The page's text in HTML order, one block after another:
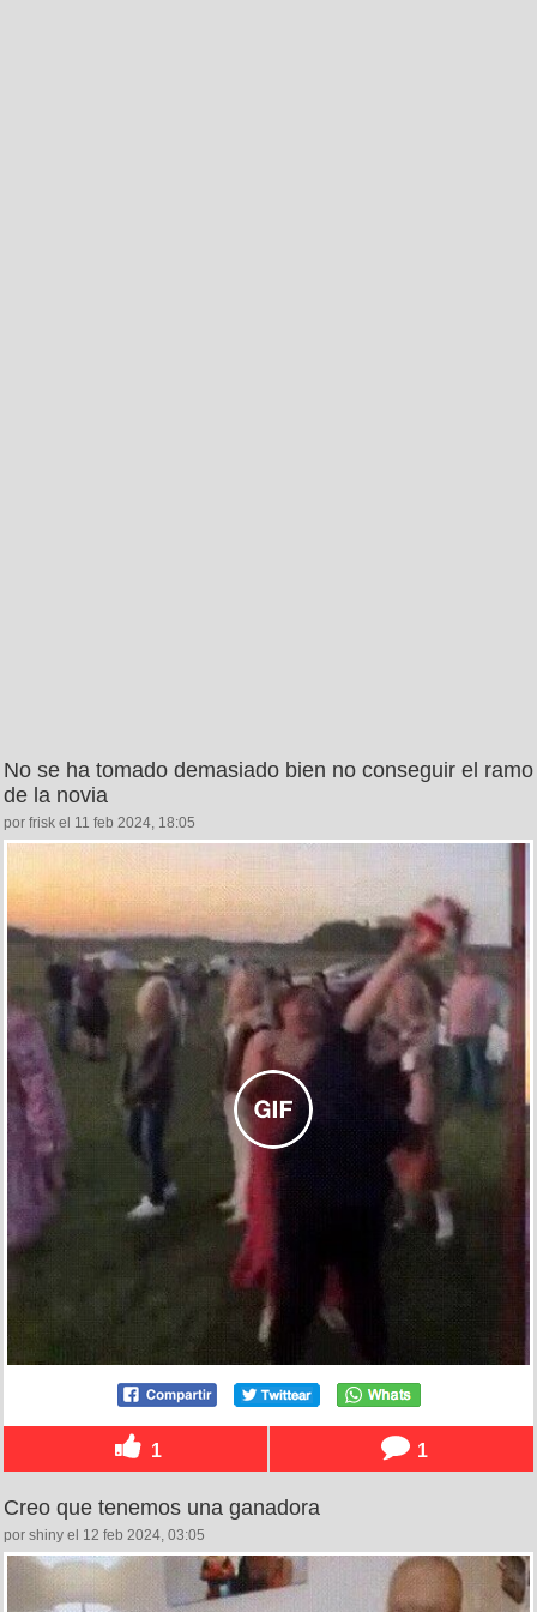
No se ha tomado demasiado bien no conseguir el ramo
de la novia
por frisk el 11 feb 2024, 18:05
1 1
Creo que tenemos una ganadora
por shiny el 12 feb 2024, 03:05